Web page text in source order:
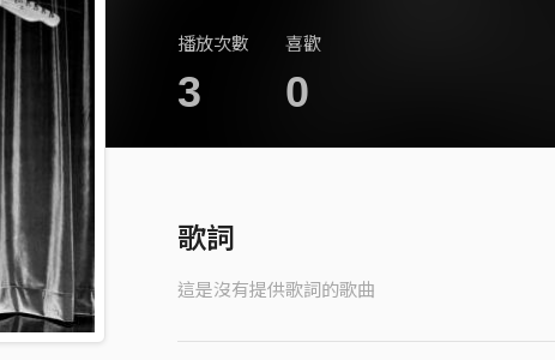
播放次數
3
喜歡
0
歌詞
這是沒有提供歌詞的歌曲